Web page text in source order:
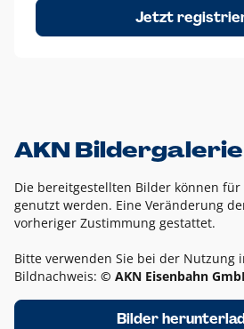
Um das Logo herum muss ein
Höhe bzw. Breite des N aus AKN in
Jetzt
AKN Bildergalerie
Die bereitgestellten Bilder können für
genutzt werden. Eine Veränderung
vorheriger Zustimmung gestattet.
Bitte verwenden Sie bei der Nutzung
Bildnachweis: © AKN Eisenbahn
Bilder